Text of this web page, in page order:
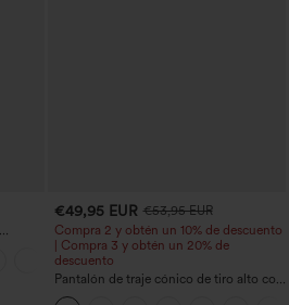
€49,95 EUR €53,95 EUR
Compra 2 y obtén un 10% de descuento
| Compra 3 y obtén un 20% de
descuento
Pantalón de traje cónico de tiro alto con
bolsillos